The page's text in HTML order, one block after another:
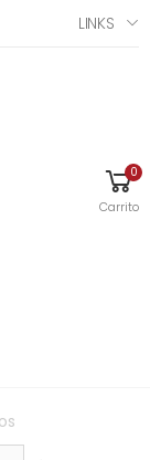
LINKS
0
Carrito